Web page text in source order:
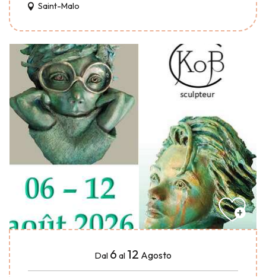
Saint-Malo
Dal 6 al 12 Agosto